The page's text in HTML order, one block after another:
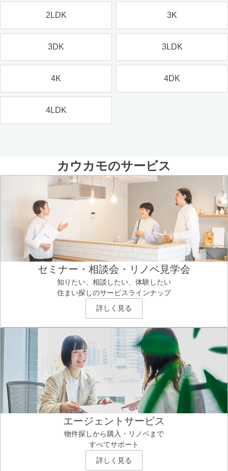
2LDK 3K
3DK 3LDK
4K 4DK
4LDK
カウカモのサービス
セミナー・相談会・リノベ見学会
知りたい、相談したい、体験したい
住まい探しのサービスラインナップ
詳しく見る
エージェントサービス
物件探しから購入・リノベまで
すべてサポート
詳しく見る